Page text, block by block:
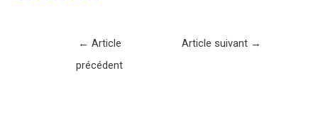
← Article
précédent
Article suivant →